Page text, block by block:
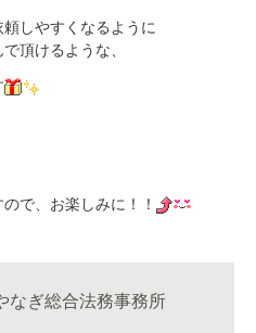
しやすくなるように
頂けるような、
で、お楽しみに！！
なぎ総合法務事務所